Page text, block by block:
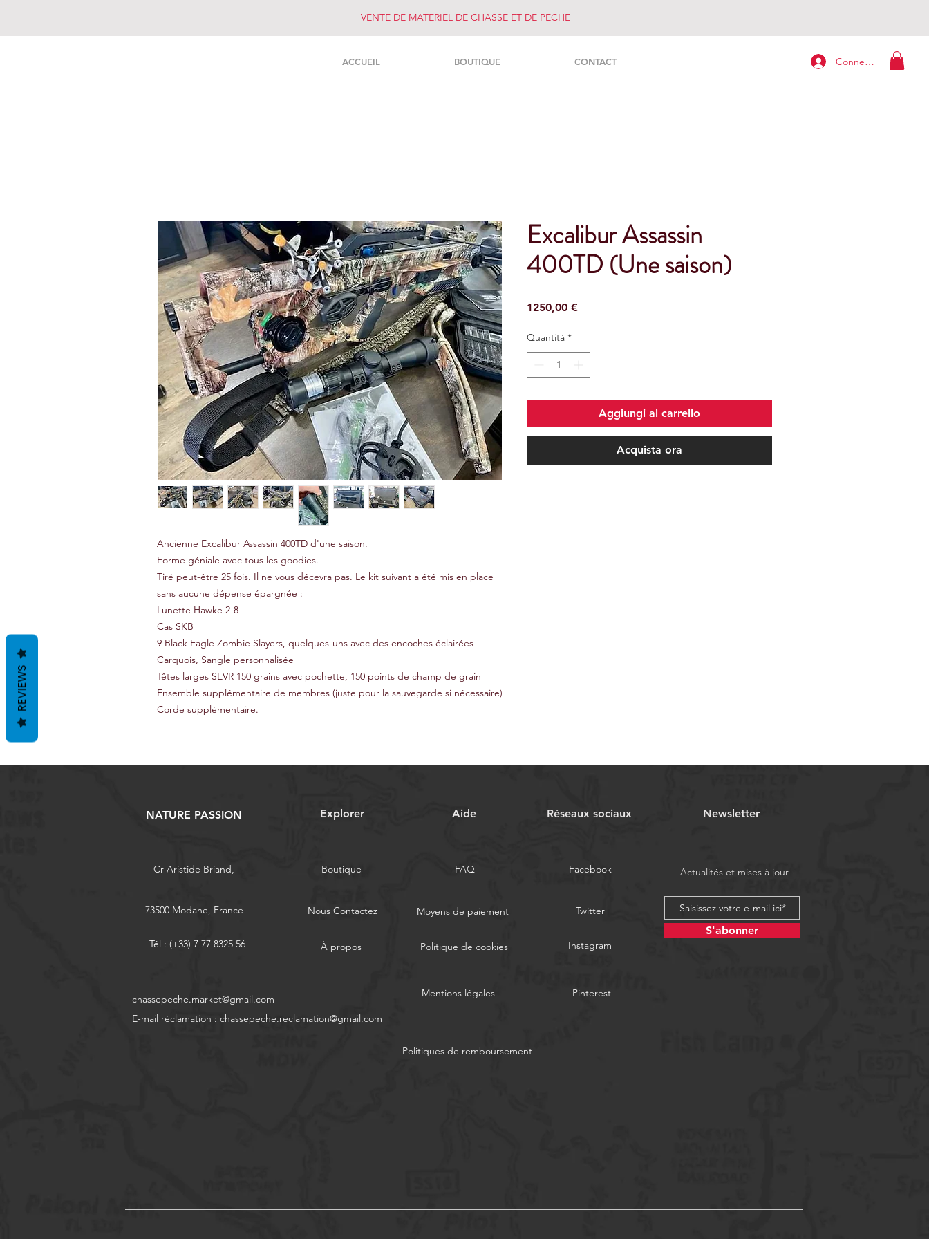
Connexion
VENTE DE MATERIEL DE CHASSE ET DE PECHE
ACCUEIL BOUTIQUE CONTACT
Ancienne Excalibur Assassin 400TD d'une saison.
Forme géniale avec tous les goodies.
Tiré peut-être 25 fois. Il ne vous décevra pas. Le kit suivant a été mis en place
sans aucune dépense épargnée :
Lunette Hawke 2-8
Cas SKB
9 Black Eagle Zombie Slayers, quelques-uns avec des encoches éclairées
Carquois, Sangle personnalisée
Têtes larges SEVR 150 grains avec pochette, 150 points de champ de grain
Ensemble supplémentaire de membres (juste pour la sauvegarde si nécessaire)
Corde supplémentaire.
Excalibur Assassin
400TD (Une saison)
1250,00 €Prezzo
Quantità *
Aggiungi al carrello
Acquista ora
NATURE PASSION Explorer Aide Réseaux sociaux Newsletter
Cr Aristide Briand,
73500 Modane, France
Tél : (+33) 7 77 8325 56
Boutique FAQ
Nous Contactez Moyens de paiement
À propos Politique de cookies
Facebook
Twitter
Instagram
Actualités et mises à jour
S'abonner
chassepeche.market@gmail.com
E-mail réclamation : chassepeche.reclamation@gmail.com
Mentions légales Pinterest
Politiques de remboursement
REVIEWS